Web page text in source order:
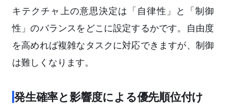
キテクチャ上の意思決定は「自律性」と「制御
性」のバランスをどこに設定するかです。自由度
を高めれば複雑なタスクに対応できますが、制御
は難しくなります。
発生確率と影響度による優先順位付け